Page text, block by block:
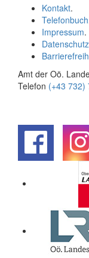
Kontakt.
Telefonbuch
Impressum.
Datenschutz
Amt der Oö.
Telefon (+43 732)